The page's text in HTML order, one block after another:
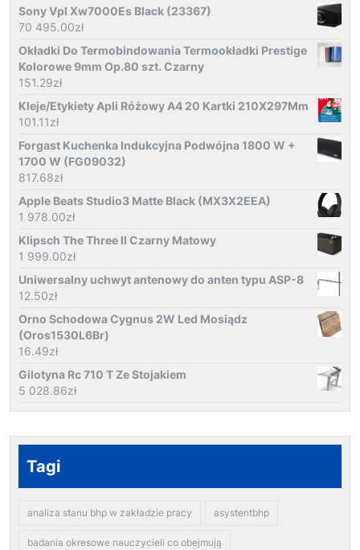
Sony Vpl Xw7000Es Black (23367)
70 495.00zł
Okładki Do Termobindowania Termookładki Prestige
Kolorowe 9mm Op.80 szt. Czarny
151.29zł
Kleje/Etykiety Apli Różowy A4 20 Kartki 210X297Mm
101.11zł
Forgast Kuchenka Indukcyjna Podwójna 1800 W +
1700 W (FG09032)
817.68zł
Apple Beats Studio3 Matte Black (MX3X2EEA)
1 978.00zł
Klipsch The Three II Czarny Matowy
1 999.00zł
Uniwersalny uchwyt antenowy do anten typu ASP-8
12.50zł
Orno Schodowa Cygnus 2W Led Mosiądz
(Oros1530L6Br)
16.49zł
Gilotyna Rc 710 T Ze Stojakiem
5 028.86zł
Tagi
analiza stanu bhp w zakładzie pracy asystentbhp
badania okresowe nauczycieli co obejmują